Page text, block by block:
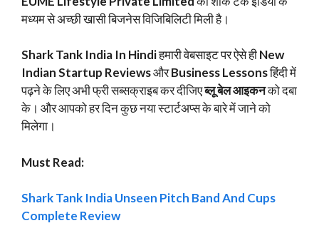
मध्यम से अच्छी खासी बिजनेस विजिबिलिटी मिली है।
Shark Tank India In Hindiहमारी वेबसाइट पर ऐसे हीNew
Indian Startup ReviewsऔरBusiness Lessonsहिंदी में
पढ़ने के लिए अभी फ्री सब्सक्राइब कर दीजिएब्लू बेल आइकनको दबा
के। और आपको हर दिन कुछ नया स्टार्टअप्स के बारे में जाने को
मिलेगा।
Must Read:
Shark Tank India Unseen Pitch Band And Cups
Complete Review